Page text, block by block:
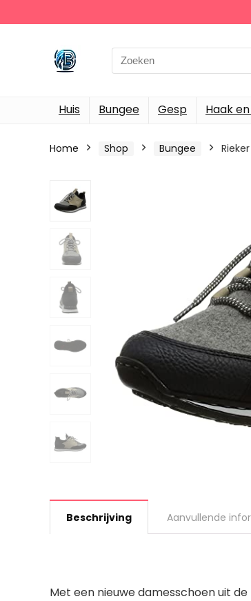
Search
for:
Huis Bungee Gesp Haak
Home Shop Bungee
Beschrijving Aanvullende
Met een nieuwe damesschoen uit